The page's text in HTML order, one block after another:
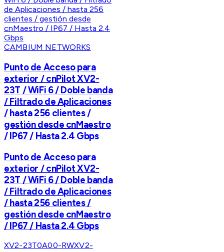
CAMBIUM NETWORKS
Punto de Acceso para
exterior / cnPilot XV2-
23T / WiFi 6 / Doble banda
/ Filtrado de Aplicaciones
/ hasta 256 clientes /
gestión desde cnMaestro
/ IP67 / Hasta 2.4 Gbps
Punto de Acceso para
exterior / cnPilot XV2-
23T / WiFi 6 / Doble banda
/ Filtrado de Aplicaciones
/ hasta 256 clientes /
gestión desde cnMaestro
/ IP67 / Hasta 2.4 Gbps
XV2-23T0A00-RWXV2-